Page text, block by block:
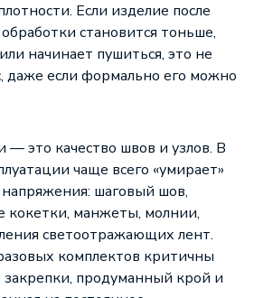
Если изделие после
становится тоньше,
начинает пушиться, это не
даже если формально его можно
— это качество швов и узлов. В
чаще всего «умирает»
напряжения: шаговый шов,
кокетки, манжеты, молнии,
светоотражающих лент.
комплектов критичны
закрепки, продуманный крой и